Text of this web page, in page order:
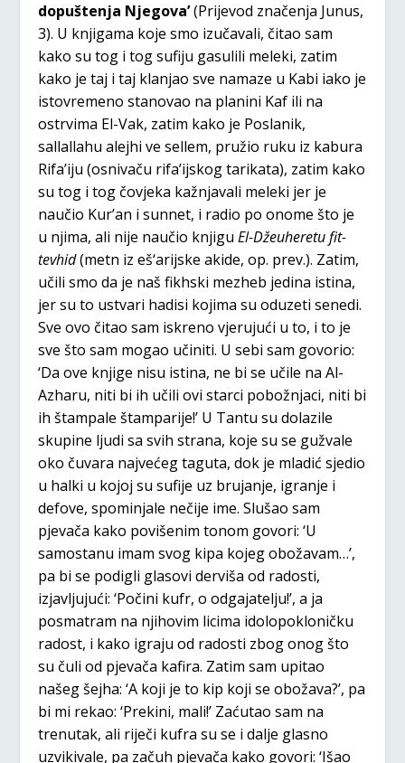
dopuštenja Njegova’(Prijevod značenja Junus,
3). U knjigama koje smo izučavali, čitao sam
kako su tog i tog sufiju gasulili meleki, zatim
kako je taj i taj klanjao sve namaze u Kabi iako je
istovremeno stanovao na planini Kaf ili na
ostrvima El-Vak, zatim kako je Poslanik,
sallallahu alejhi ve sellem, pružio ruku iz kabura
Rifa’iju (osnivaču rifa’ijskog tarikata), zatim kako
su tog i tog čovjeka kažnjavali meleki jer je
naučio Kur’an i sunnet, i radio po onome što je
u njima, ali nije naučio knjigu El-Džeuheretu fit-
tevhid(metn iz eš‘arijske akide, op. prev.). Zatim,
učili smo da je naš fikhski mezheb jedina istina,
jer su to ustvari hadisi kojima su oduzeti senedi.
Sve ovo čitao sam iskreno vjerujući u to, i to je
sve što sam mogao učiniti. U sebi sam govorio:
‘Da ove knjige nisu istina, ne bi se učile na Al-
Azharu, niti bi ih učili ovi starci pobožnjaci, niti bi
ih štampale štamparije!’ U Tantu su dolazile
skupine ljudi sa svih strana, koje su se gužvale
oko čuvara najvećeg taguta, dok je mladić sjedio
u halki u kojoj su sufije uz brujanje, igranje i
defove, spominjale nečije ime. Slušao sam
pjevača kako povišenim tonom govori: ‘U
samostanu imam svog kipa kojeg obožavam…’,
pa bi se podigli glasovi derviša od radosti,
izjavljujući: ‘Počini kufr, o odgajatelju!’, a ja
posmatram na njihovim licima idolopokloničku
radost, i kako igraju od radosti zbog onog što
su čuli od pjevača kafira. Zatim sam upitao
našeg šejha: ‘A koji je to kip koji se obožava?’, pa
bi mi rekao: ‘Prekini, mali!’ Zaćutao sam na
trenutak, ali riječi kufra su se i dalje glasno
uzvikivale, pa začuh pjevača kako govori: ‘Išao